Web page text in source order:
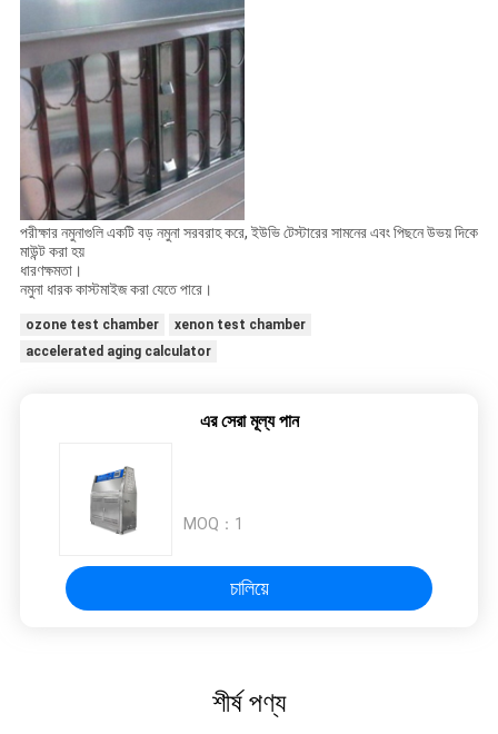
পরীক্ষার নমুনাগুলি একটি বড় নমুনা সরবরাহ করে, ইউভি টেস্টারের সামনের এবং পিছনে উভয় দিকে
মাউন্ট করা হয়
ধারণক্ষমতা।
নমুনা ধারক কাস্টমাইজ করা যেতে পারে।
ozone test chamber
xenon test chamber
accelerated aging calculator
এর সেরা মূল্য পান
MOQ： 1
চালিয়ে
শীর্ষ পণ্য